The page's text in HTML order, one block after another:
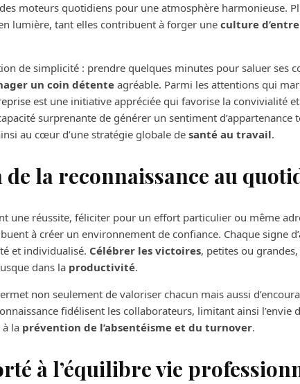
moteurs quotidiens pour une atmosphère harmonieuse.
lumière, tant elles contribuent à forger une culture
de simplicité : prendre quelques minutes pour saluer ses
un coin détenteagréable. Parmi les attentions qui
est une initiative appréciée qui favorise la convivialité
surprenante de générer un sentiment d’appartenance
au cœur d’une stratégie globale de santé au travail.
de la reconnaissance au
une réussite, féliciter pour un effort particulier ou même
à créer un environnement de confiance. Chaque signe
et individualisé. Célébrer les victoires, petites ou
dans la productivité.
non seulement de valoriser chacun mais aussi
fidélisent les collaborateurs, limitant ainsi l’envie
la prévention de l’absentéisme et du turnover.
à l’équilibre vie